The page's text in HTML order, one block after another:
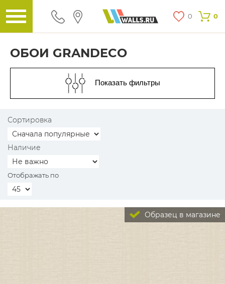
0 0
ОБОИ GRANDECO
Показать фильтры
Сортировка
Наличие
Отображать по
Образец в магазине